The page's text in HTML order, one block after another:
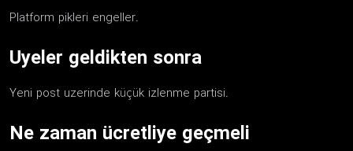
Platform pikleri engeller.
Uyeler geldikten sonra
Yeni post uzerinde küçük izlenme partisi.
Ne zaman ücretliye geçmeli